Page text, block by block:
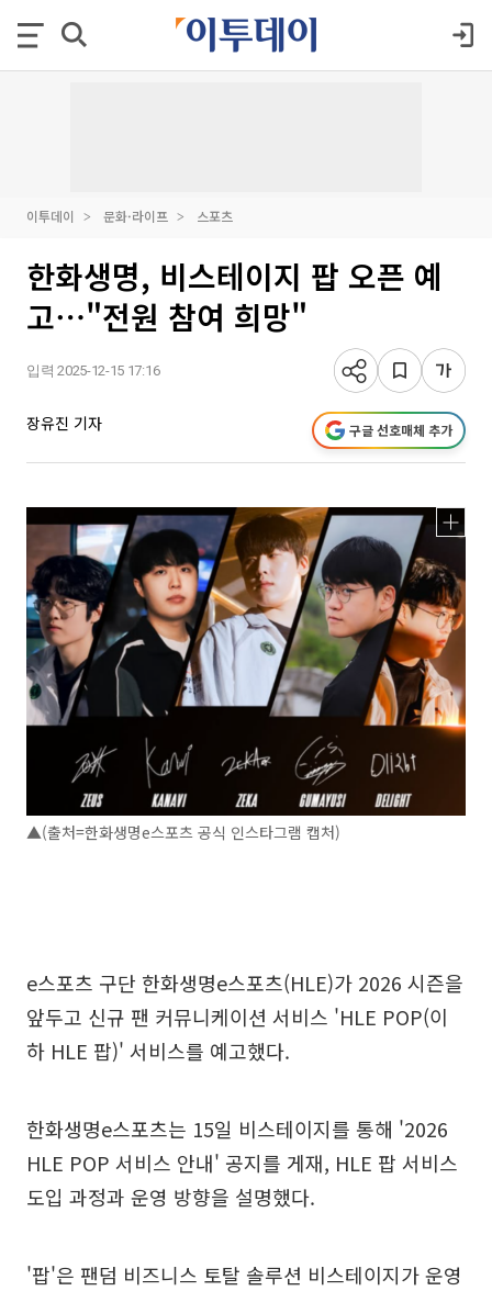
이투데이 문화·라이프 스포츠
한화생명, 비스테이지 팝 오픈 예
고⋯"전원 참여 희망"
입력 2025-12-15 17:16
장유진 기자 구글 선호매체 추가
▲(출처=한화생명e스포츠 공식 인스타그램 캡처)
e스포츠 구단 한화생명e스포츠(HLE)가 2026 시즌을
앞두고 신규 팬 커뮤니케이션 서비스 'HLE POP(이
하 HLE 팝)' 서비스를 예고했다.
한화생명e스포츠는 15일 비스테이지를 통해 '2026
HLE POP 서비스 안내' 공지를 게재, HLE 팝 서비스
도입 과정과 운영 방향을 설명했다.
'팝'은 팬덤 비즈니스 토탈 솔루션 비스테이지가 운영